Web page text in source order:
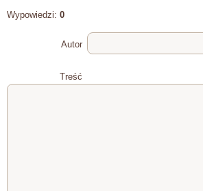
Wypowiedzi: 0
Autor
Treść